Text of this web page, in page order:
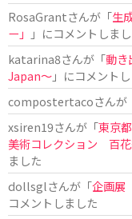
RosaGrantさんが「生
ー」
」にコメントしま
katarina8さんが「動
Japan〜」にコメント
compostertacoさんが
xsiren19さんが「東京
美術コレクション 百
ました
dollsglさんが「企画展
コメントしました